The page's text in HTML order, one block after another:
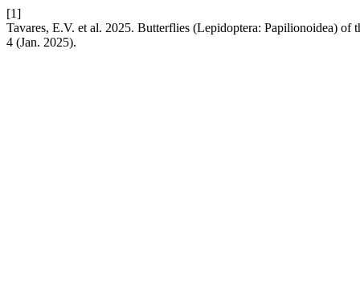
[1]
Tavares, E.V. et al. 2025. Butterflies (Lepidoptera: Papilionoidea)
4 (Jan. 2025).